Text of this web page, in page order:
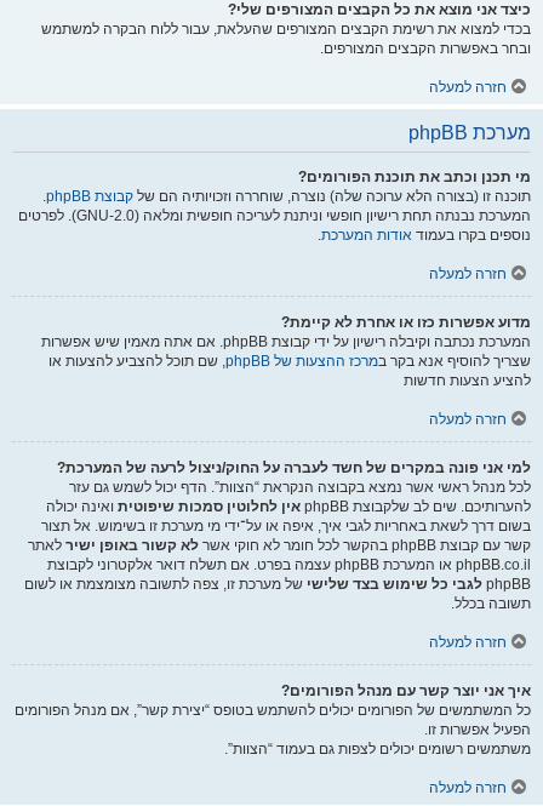
כיצד אני מוצא את כל הקבצים המצורפים שלי?
בכדי למצוא את רשימת הקבצים המצורפים שהעלאת, עבור ללוח הבקרה למשתמש
ובחר באפשרות הקבצים המצורפים.
חזרה למעלה
מערכת phpBB
מי תכנן וכתב את תוכנת הפורומים?
תוכנה זו (בצורה הלא ערוכה שלה) נוצרה, שוחררה וזכויותיה הם של קבוצת phpBB
.
המערכת נבנתה תחת רישיון חופשי וניתנת לעריכה חופשית ומלאה (GNU-2.0). לפרטים
נוספים בקרו בעמוד אודות המערכת.
חזרה למעלה
מדוע אפשרות כזו או אחרת לא קיימת?
המערכת נכתבה וקיבלה רישיון על ידי קבוצת phpBB. אם אתה מאמין שיש אפשרות
שצריך להוסיף אנא בקר במרכז ההצעות של phpBB
, שם תוכל להצביע להצעות או
להציע הצעות חדשות
חזרה למעלה
למי אני פונה במקרים של חשד לעברה על החוק/ניצול לרעה של המערכת?
לכל מנהל ראשי אשר נמצא בקבוצה הנקראת “הצוות”. הדף יכול לשמש גם עזר
להערותיכם. שים לב שלקבוצת phpBB
אין לחלוטין סמכות שיפוטית ואינה יכולה
בשום דרך לשאת באחריות לגבי איך, איפה או על־ידי מי מערכת זו בשימוש. אל תצור
קשר עם קבוצת phpBB בהקשר לכל חומר לא חוקי אשר
לא קשור באופן ישיר לאתר
phpBB.co.il או המערכת phpBB עצמה בפרט. אם תשלח דואר אלקטרוני לקבוצת
phpBB לגבי כל שימוש בצד שלישי של מערכת זו, צפה לתשובה מצומצמת או לשום
תשובה בכלל.
חזרה למעלה
איך אני יוצר קשר עם מנהל הפורומים?
כל המשתמשים של הפורומים יכולים להשתמש בטופס “יצירת קשר”, אם מנהל הפורומים
הפעיל אפשרות זו.
משתמשים רשומים יכולים לצפות גם בעמוד “הצוות”.
חזרה למעלה